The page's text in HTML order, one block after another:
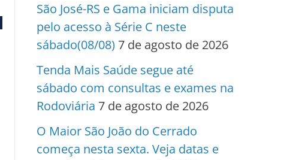
São José-RS e Gama iniciam disputa
pelo acesso à Série C neste
sábado(08/08) 7 de agosto de 2026
Tenda Mais Saúde segue até
sábado com consultas e exames na
Rodoviária 7 de agosto de 2026
O Maior São João do Cerrado
começa nesta sexta. Veja datas e